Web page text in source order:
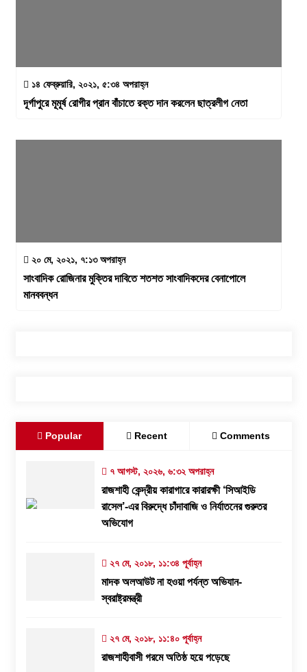
১৪ ফেব্রুয়ারি, ২০২১, ৫:৩৪ অপরাহ্ন
দূর্গাপুরে মূমূর্ষ রোগীর প্রান বাঁচাতে রক্ত দান করলেন ছাত্রলীগ নেতা
২০ মে, ২০২১, ৭:১৩ অপরাহ্ন
সাংবাদিক রোজিনার মুক্তির দাবিতে শতশত সাংবাদিকদের বেনাপোলে
মানববন্ধন
Popular Recent Comments
৭ আগস্ট, ২০২৬, ৬:৩২ অপরাহ্ন
রাজশাহী কেন্দ্রীয় কারাগারে কারারক্ষী ‘সিআইডি
রাসেল’-এর বিরুদ্ধে চাঁদাবাজি ও নির্যাতনের গুরুতর
অভিযোগ
২৭ মে, ২০১৮, ১১:৩৪ পূর্বাহ্ন
মাদক অলআউট না হওয়া পর্যন্ত অভিযান-
স্বরাষ্ট্রমন্ত্রী
২৭ মে, ২০১৮, ১১:৪০ পূর্বাহ্ন
রাজশাহীবাসী গরমে অতিষ্ঠ হয়ে পড়েছে